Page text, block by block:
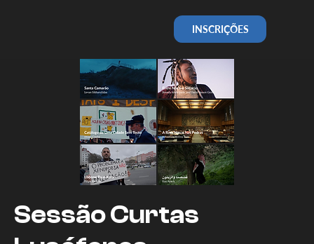
INSCRIÇÕES
Sessão Curtas